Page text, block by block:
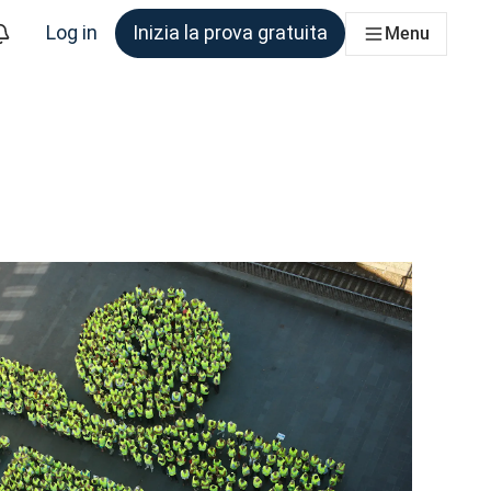
ne ha bisogno
Log in Inizia la prova gratuita Menu